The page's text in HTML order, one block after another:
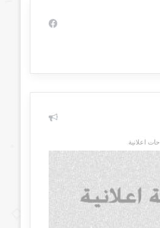
اعلانية